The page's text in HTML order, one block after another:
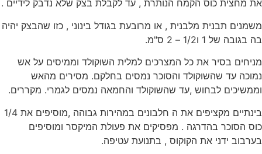
את מחצית כוס הקמח הנותרת , עד לקבלת בצק שלא נדבק לידיים .
משמנים תבנית מלבנית , או מרובעת בגודל בינוני , כזו שהבצק יהיה
בה בגובה של 1 ו1/2 – 2 ס"מ.
מניחים בסיר את כל המצרכים למלית השוקולד וממיסים על אש
נמוכה עד שהשוקולד והסוכר נמסים בחלקם. מסירים מהאש
וממשיכים לבחוש ,עד שהשוקולד והחמאה נמסים לגמרי. מקררים.
בינתיים מקציפים את ה חלבונים במהירות גבוהה ,מוסיפים את 1/4
כוס הסוכר בהדרגה . מפסיקים את פעולת המיקסר ומוסיפים
בערבוב ידני את הקוקוס , בתנועת עטיפה.